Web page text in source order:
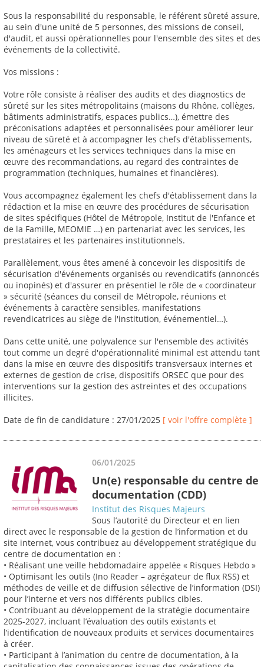
Sous la responsabilité du responsable, le référent sûreté assure,
au sein d'une unité de 5 personnes, des missions de conseil,
d'audit, et aussi opérationnelles pour l'ensemble des sites et des
événements de la collectivité.
Vos missions :
Votre rôle consiste à réaliser des audits et des diagnostics de
sûreté sur les sites métropolitains (maisons du Rhône, collèges,
bâtiments administratifs, espaces publics…), émettre des
préconisations adaptées et personnalisées pour améliorer leur
niveau de sûreté et à accompagner les chefs d'établissements,
les aménageurs et les services techniques dans la mise en
œuvre des recommandations, au regard des contraintes de
programmation (techniques, humaines et financières).
Vous accompagnez également les chefs d'établissement dans la
rédaction et la mise en œuvre des procédures de sécurisation
de sites spécifiques (Hôtel de Métropole, Institut de l'Enfance et
de la Famille, MEOMIE …) en partenariat avec les services, les
prestataires et les partenaires institutionnels.
Parallèlement, vous êtes amené à concevoir les dispositifs de
sécurisation d'événements organisés ou revendicatifs (annoncés
ou inopinés) et d'assurer en présentiel le rôle de « coordinateur
» sécurité (séances du conseil de Métropole, réunions et
événements à caractère sensibles, manifestations
revendicatrices au siège de l'institution, événementiel…).
Dans cette unité, une polyvalence sur l'ensemble des activités
tout comme un degré d'opérationnalité minimal est attendu tant
dans la mise en œuvre des dispositifs transversaux internes et
externes de gestion de crise, dispositifs ORSEC que pour des
interventions sur la gestion des astreintes et des occupations
illicites.
Date de fin de candidature : 27/01/2025 [ voir l'offre complète ]
06/01/2025
Un(e) responsable du centre de
documentation (CDD)
Institut des Risques Majeurs
Sous l’autorité du Directeur et en lien
direct avec le responsable de la gestion de l’information et du
site internet, vous contribuez au développement stratégique du
centre de documentation en :
• Réalisant une veille hebdomadaire appelée « Risques Hebdo »
• Optimisant les outils (Ino Reader – agrégateur de flux RSS) et
méthodes de veille et de diffusion sélective de l’information (DSI)
pour l’interne et vers nos différents publics cibles.
• Contribuant au développement de la stratégie documentaire
2025-2027, incluant l’évaluation des outils existants et
l’identification de nouveaux produits et services documentaires
à créer.
• Participant à l’animation du centre de documentation, à la